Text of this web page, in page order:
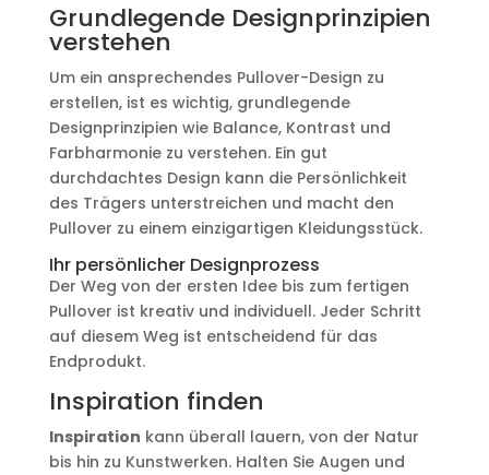
Grundlegende Designprinzipien
verstehen
Um ein ansprechendes Pullover-Design zu
erstellen, ist es wichtig, grundlegende
Designprinzipien wie Balance, Kontrast und
Farbharmonie zu verstehen. Ein gut
durchdachtes Design kann die Persönlichkeit
des Trägers unterstreichen und macht den
Pullover zu einem einzigartigen Kleidungsstück.
Ihr persönlicher Designprozess
Der Weg von der ersten Idee bis zum fertigen
Pullover ist kreativ und individuell. Jeder Schritt
auf diesem Weg ist entscheidend für das
Endprodukt.
Inspiration finden
Inspiration kann überall lauern, von der Natur
bis hin zu Kunstwerken. Halten Sie Augen und